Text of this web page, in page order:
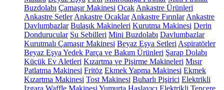
Buzdolabı Çamaşır Makinesi Ocak Ankastre Ürünleri
Ankastre Setler Ankastre Ocaklar Ankastre Fırınlar Ankastre
Davlumbazlar Bulaşık Makineleri Kurutma Makinesi Derin
Dondurucular Su Sebilleri Mini Buzdolabı Davlumbazlar
Kurutmalı Çamaşır Makinesi Beyaz Eşya Setleri Aspiratörler
Beyaz Eşya Yedek Parça ve Bakım Ürünleri Şarap Dolabı
Küçük Ev Aletleri Kızartma ve Pişirme Makineleri Mısır
Patlatma Makinesi Fritöz Ekmek Yapma Makinesi Ekmek
Kızartma Makinesi Tost Makinesi Buharlı Pişirici Elektrikli
Izgara Waffle Makinesi Yumurta Haşlayıcı Elektrikli Tencere